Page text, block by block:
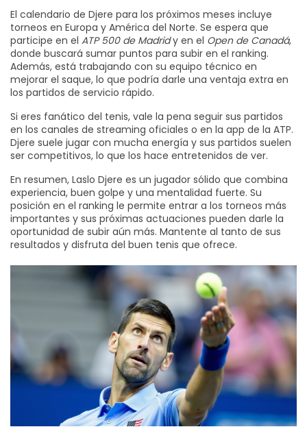
El calendario de Djere para los próximos meses incluye
torneos en Europa y América del Norte. Se espera que
participe en el ATP 500 de Madridy en el Open de Canadá,
donde buscará sumar puntos para subir en el ranking.
Además, está trabajando con su equipo técnico en
mejorar el saque, lo que podría darle una ventaja extra en
los partidos de servicio rápido.
Si eres fanático del tenis, vale la pena seguir sus partidos
en los canales de streaming oficiales o en la app de la ATP.
Djere suele jugar con mucha energía y sus partidos suelen
ser competitivos, lo que los hace entretenidos de ver.
En resumen, Laslo Djere es un jugador sólido que combina
experiencia, buen golpe y una mentalidad fuerte. Su
posición en el ranking le permite entrar a los torneos más
importantes y sus próximas actuaciones pueden darle la
oportunidad de subir aún más. Mantente al tanto de sus
resultados y disfruta del buen tenis que ofrece.